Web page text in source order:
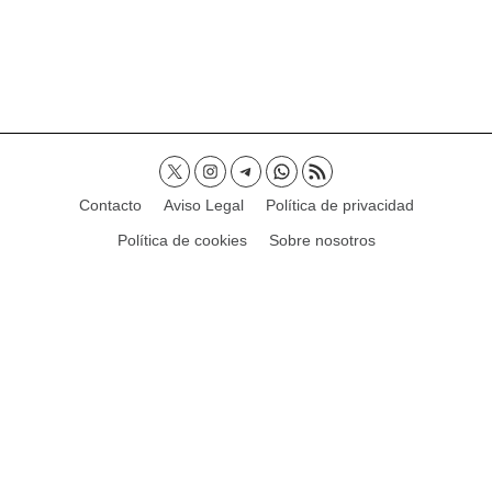
Contacto Aviso Legal
Política de privacidad
Política de cookies
Sobre nosotros